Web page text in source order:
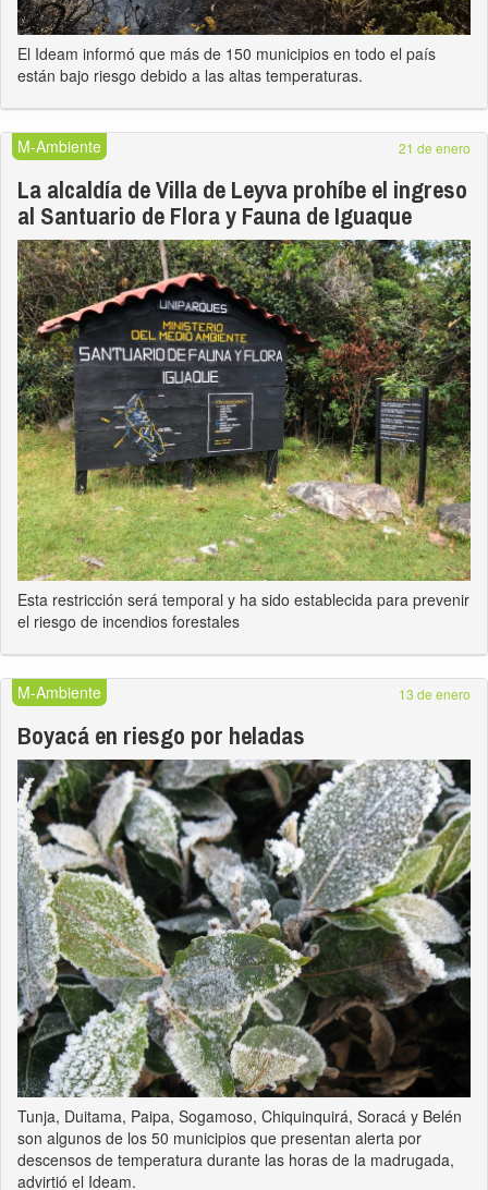
El Ideam informó que más de 150 municipios en todo el país
están bajo riesgo debido a las altas temperaturas.
M-Ambiente 21 de enero
La alcaldía de Villa de Leyva prohíbe el ingreso
al Santuario de Flora y Fauna de Iguaque
Esta restricción será temporal y ha sido establecida para prevenir
el riesgo de incendios forestales
M-Ambiente 13 de enero
Boyacá en riesgo por heladas
Tunja, Duitama, Paipa, Sogamoso, Chiquinquirá, Soracá y Belén
son algunos de los 50 municipios que presentan alerta por
descensos de temperatura durante las horas de la madrugada,
advirtió el Ideam.